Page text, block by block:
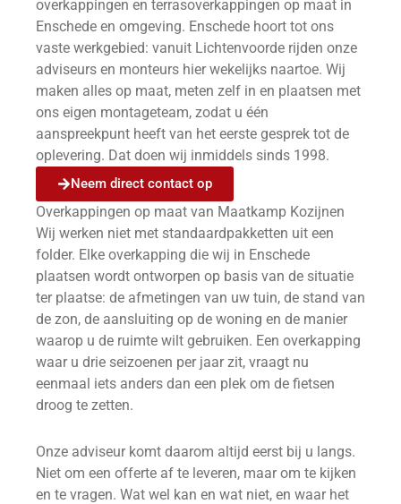
overkappingen en terrasoverkappingen op maat in
Enschede en omgeving. Enschede hoort tot ons
vaste werkgebied: vanuit Lichtenvoorde rijden onze
adviseurs en monteurs hier wekelijks naartoe. Wij
maken alles op maat, meten zelf in en plaatsen met
ons eigen montageteam, zodat u één
aanspreekpunt heeft van het eerste gesprek tot de
oplevering. Dat doen wij inmiddels sinds 1998.
Neem direct contact op
Overkappingen op maat van Maatkamp Kozijnen
Wij werken niet met standaardpakketten uit een
folder. Elke overkapping die wij in Enschede
plaatsen wordt ontworpen op basis van de situatie
ter plaatse: de afmetingen van uw tuin, de stand van
de zon, de aansluiting op de woning en de manier
waarop u de ruimte wilt gebruiken. Een overkapping
waar u drie seizoenen per jaar zit, vraagt nu
eenmaal iets anders dan een plek om de fietsen
droog te zetten.
Onze adviseur komt daarom altijd eerst bij u langs.
Niet om een offerte af te leveren, maar om te kijken
en te vragen. Wat wel kan en wat niet, en waar het